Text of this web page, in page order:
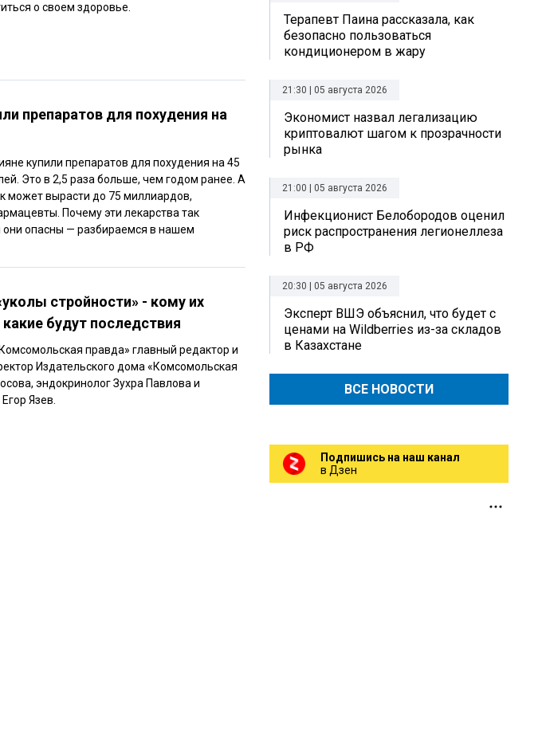
о своем здоровье.
препаратов для похудения на
купили препаратов для похудения на 45
Это в 2,5 раза больше, чем годом ранее. А
может вырасти до 75 миллиардов,
Почему эти лекарства так
опасны — разбираемся в нашем
стройности» - кому их
будут последствия
правда» главный редактор и
Издательского дома «Комсомольская
эндокринолог Зухра Павлова и
Язев.
Терапевт Паина рассказала, как
безопасно пользоваться
кондиционером в жару
21:30 | 05 августа 2026
Экономист назвал легализацию
криптовалют шагом к прозрачности
рынка
21:00 | 05 августа 2026
Инфекционист Белобородов оценил
риск распространения легионеллеза
в РФ
20:30 | 05 августа 2026
Эксперт ВШЭ объяснил, что будет с
ценами на Wildberries из-за складов
в Казахстане
ВСЕ НОВОСТИ
Подпишись на наш канал
в Дзен